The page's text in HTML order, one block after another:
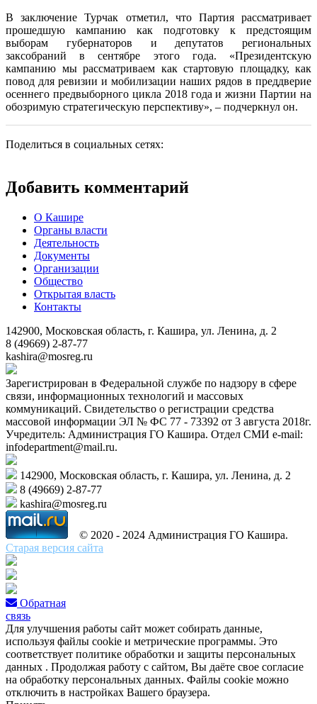
В заключение Турчак отметил, что Партия рассматривает
прошедшую кампанию как подготовку к предстоящим
выборам губернаторов и депутатов региональных
заксобраний в сентябре этого года. «Президентскую
кампанию мы рассматриваем как стартовую площадку, как
повод для ревизии и мобилизации наших рядов в преддверие
осеннего предвыборного цикла 2018 года и жизни Партии на
обозримую стратегическую перспективу», – подчеркнул он.
Поделиться в социальных сетях:
Добавить комментарий
О Кашире
Органы власти
Деятельность
Документы
Организации
Общество
Открытая власть
Контакты
142900, Московская область, г. Кашира, ул. Ленина, д. 2
8 (49669) 2-87-77
kashira@mosreg.ru
Зарегистрирован в Федеральной службе по надзору в сфере
связи, информационных технологий и массовых
коммуникаций. Свидетельство о регистрации средства
массовой информации ЭЛ № ФС 77 - 73392 от 3 августа 2018г.
Учредитель: Администрация ГО Кашира. Отдел СМИ e-mail:
infodepartment@mail.ru.
142900, Московская область, г. Кашира, ул. Ленина, д. 2
8 (49669) 2-87-77
kashira@mosreg.ru
© 2020 - 2024 Администрация ГО Кашира.
Старая версия сайта
Обратная
связь
Для улучшения работы сайт может собирать данные,
используя файлы cookie и метрические программы. Это
соответствует политике обработки и защиты персональных
данных . Продолжая работу с сайтом, Вы даёте свое согласие
на обработку персональных данных. Файлы cookie можно
отключить в настройках Вашего браузера.